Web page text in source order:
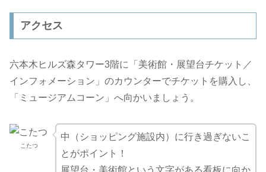
アクセス
六本木ヒルズ森タワー3階に「美術館・展望台チケット／
インフォメーション」のカウンターでチケットを購入し、
「ミュージアムコーン」へ向かいましょう。
こたつ
中（ショッピング施設内）に行き過ぎないこ
とがポイント！